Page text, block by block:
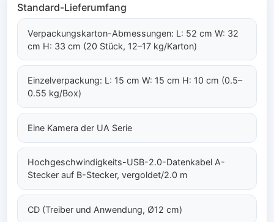
Standard-Lieferumfang
Verpackungskarton-Abmessungen: L: 52 cm W: 32
cm H: 33 cm (20 Stück, 12–17 kg/Karton)
Einzelverpackung: L: 15 cm W: 15 cm H: 10 cm (0.5–
0.55 kg/Box)
Eine Kamera der UA Serie
Hochgeschwindigkeits-USB-2.0-Datenkabel A-
Stecker auf B-Stecker, vergoldet/2.0 m
CD (Treiber und Anwendung, Ø12 cm)